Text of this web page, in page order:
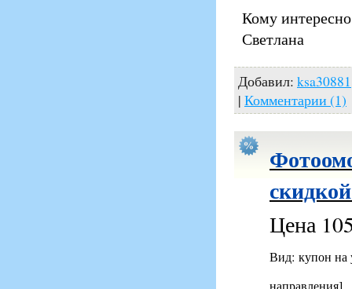
Кому
Светлана
Добавил: ksa30881
| Комментарии (1)
Цена
Вид: купон